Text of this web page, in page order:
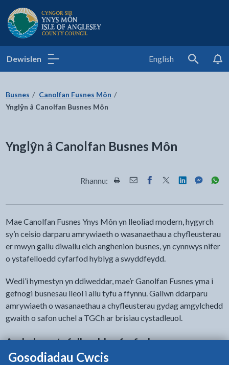
Gosodiadau Cwcis
Cyngor Sir Ynys Môn
Dewislen English
Search
Busnes
Canolfan Fusnes Môn
Ynglŷn â Canolfan Busnes Môn
Ynglŷn â Canolfan Busnes Môn
Rhannu: Rhannwch y dudalen hon wrth
Rhannwch y dudalen hon
Rhannwch y dudalen
Rhannwch y
Rhannwch y
Mae Canolfan Fusnes Ynys Môn yn lleoliad modern, hygyrch
sy’n ceisio darparu amrywiaeth o wasanaethau a chyfleusterau
er mwyn gallu diwallu eich anghenion busnes, yn cynnwys nifer
o ystafelloedd cyfarfod hyblyg a swyddfeydd.
Wedi’i hymestyn yn ddiweddar, mae’r Ganolfan Fusnes yma i
gefnogi busnesau lleol i allu tyfu a ffynnu. Gallwn ddarparu
amrywiaeth o wasanaethau a chyfleusterau gydag amgylchedd
gwaith o safon uchel a TGCh ar brisiau cystadleuol.
Archebu ystafelloedd cyfarfod